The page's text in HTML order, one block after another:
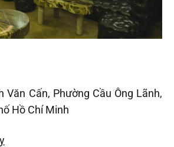
Văn Cấn, Phường Cầu Ông Lãnh,
Hồ Chí Minh